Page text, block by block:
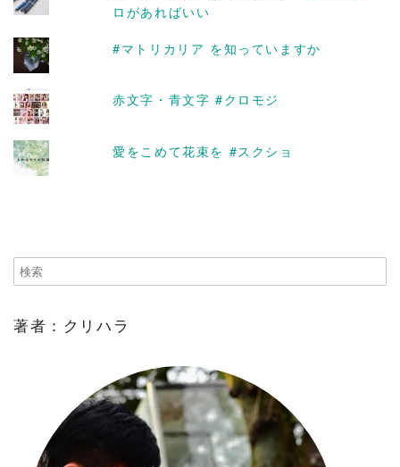
ロがあればいい
#マトリカリア を知っていますか
赤文字・青文字 #クロモジ
愛をこめて花束を #スクショ
著者：クリハラ